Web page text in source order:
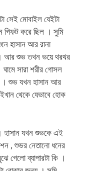
সেই মোবাইল যেইটা
গিফট করে ছিল । সুমি
হাসান আর রানা
আর শুভ তখন ভয়ে থরথর
সারা শরীর গোসল
। শুভ যখন হাসান আর
থেকে যেভাবে হোক
হাসান যখন শুভকে এই
, শুভর নেতানো ধনের
গেলো ব্যাপারটা কি ।